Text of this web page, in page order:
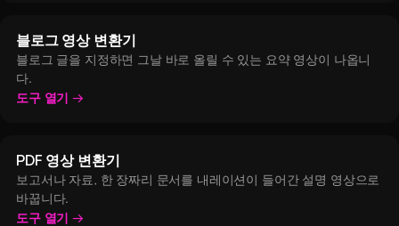
블로그 영상 변환기
블로그 글을 지정하면 그날 바로 올릴 수 있는 요약 영상이 나옵니
다.
도구 열기
PDF 영상 변환기
보고서나 자료, 한 장짜리 문서를 내레이션이 들어간 설명 영상으로
바꿉니다.
도구 열기